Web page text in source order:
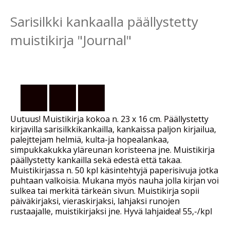
Sarisilkki kankaalla päällystetty
muistikirja "Journal"
Uutuus! Muistikirja kokoa n. 23 x 16 cm. Päällystetty
kirjavilla sarisilkkikankailla, kankaissa paljon kirjailua,
palejttejam helmiä, kulta-ja hopealankaa,
simpukkakukka yläreunan koristeena jne. Muistikirja
päällystetty kankailla sekä edestä että takaa.
Muistikirjassa n. 50 kpl käsintehtyjä paperisivuja jotka
puhtaan valkoisia. Mukana myös nauha jolla kirjan voi
sulkea tai merkitä tärkeän sivun. Muistikirja sopii
päiväkirjaksi, vieraskirjaksi, lahjaksi runojen
rustaajalle, muistikirjaksi jne. Hyvä lahjaidea! 55,-/kpl